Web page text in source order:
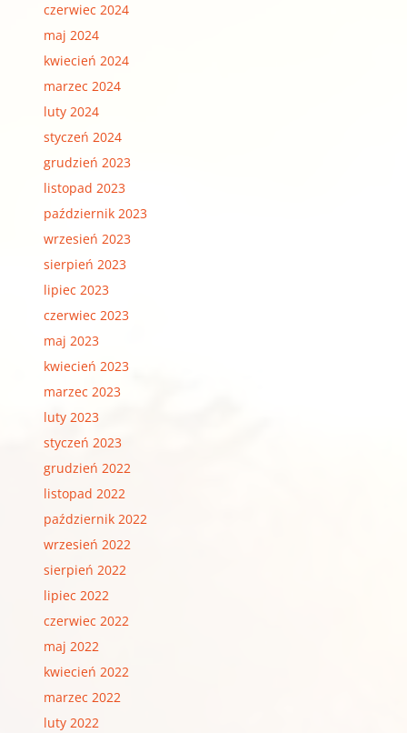
czerwiec 2024
maj 2024
kwiecień 2024
marzec 2024
luty 2024
styczeń 2024
grudzień 2023
listopad 2023
październik 2023
wrzesień 2023
sierpień 2023
lipiec 2023
czerwiec 2023
maj 2023
kwiecień 2023
marzec 2023
luty 2023
styczeń 2023
grudzień 2022
listopad 2022
październik 2022
wrzesień 2022
sierpień 2022
lipiec 2022
czerwiec 2022
maj 2022
kwiecień 2022
marzec 2022
luty 2022